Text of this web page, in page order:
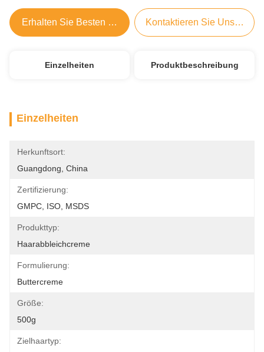
Erhalten Sie Besten Preis Kontaktieren Sie Uns Jetzt
Einzelheiten Produktbeschreibung
Einzelheiten
Herkunftsort:
Guangdong, China
Zertifizierung:
GMPC, ISO, MSDS
Produkttyp:
Haarabbleichcreme
Formulierung:
Buttercreme
Größe:
500g
Zielhaartyp: